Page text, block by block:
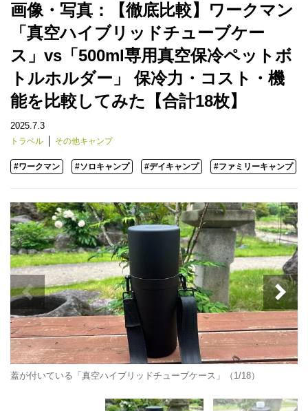
画像・写真：【徹底比較】ワークマン
「真空ハイブリッドチューブケー
ス」vs「500ml専用真空保冷ペットボ
トルホルダー」 保冷力・コスト・機
能を比較してみた【合計18枚】
2025.7.3
トラベル その他キャンプ
#ワークマン #ソロキャンプ #デイキャンプ #ファミリーキャンプ
蓋が付いている「真空ハイブリッドチューブケース」（1/18）